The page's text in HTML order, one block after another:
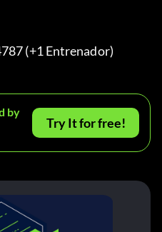
(+1 Entrenador)
by
Try It for free!